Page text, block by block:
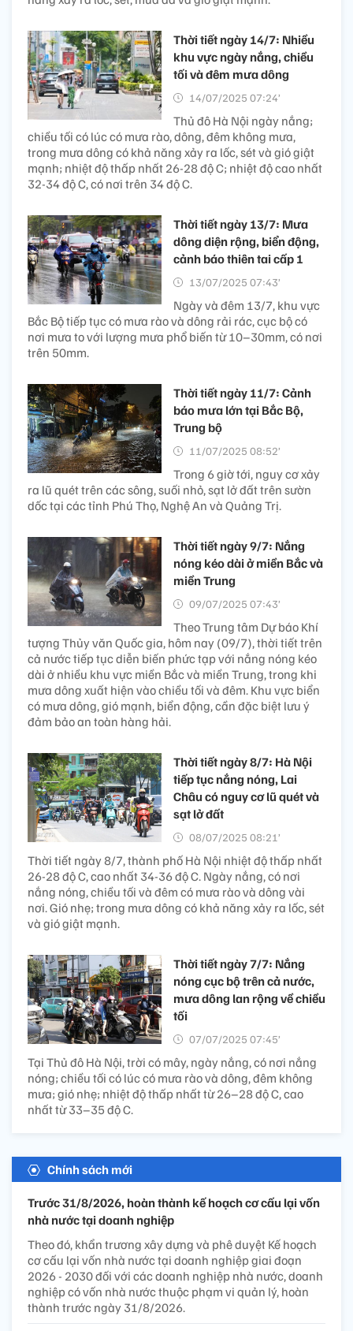
Thời tiết ngày 14/7: Nhiều
khu vực ngày nắng, chiều
tối và đêm mưa dông
14/07/2025 07:24’
Thủ đô Hà Nội ngày nắng;
chiều tối có lúc có mưa rào, dông, đêm không mưa,
trong mưa dông có khả năng xảy ra lốc, sét và gió giật
mạnh; nhiệt độ thấp nhất 26-28 độ C; nhiệt độ cao nhất
32-34 độ C, có nơi trên 34 độ C.
Thời tiết ngày 13/7: Mưa
dông diện rộng, biển động,
cảnh báo thiên tai cấp 1
13/07/2025 07:43’
Ngày và đêm 13/7, khu vực
Bắc Bộ tiếp tục có mưa rào và dông rải rác, cục bộ có
nơi mưa to với lượng mưa phổ biến từ 10–30mm, có nơi
trên 50mm.
Thời tiết ngày 11/7: Cảnh
báo mưa lớn tại Bắc Bộ,
Trung bộ
11/07/2025 08:52’
Trong 6 giờ tới, nguy cơ xảy
ra lũ quét trên các sông, suối nhỏ, sạt lở đất trên sườn
dốc tại các tỉnh Phú Thọ, Nghệ An và Quảng Trị.
Thời tiết ngày 9/7: Nắng
nóng kéo dài ở miền Bắc và
miền Trung
09/07/2025 07:43’
Theo Trung tâm Dự báo Khí
tượng Thủy văn Quốc gia, hôm nay (09/7), thời tiết trên
cả nước tiếp tục diễn biến phức tạp với nắng nóng kéo
dài ở nhiều khu vực miền Bắc và miền Trung, trong khi
mưa dông xuất hiện vào chiều tối và đêm. Khu vực biển
có mưa dông, gió mạnh, biển động, cần đặc biệt lưu ý
đảm bảo an toàn hàng hải.
Thời tiết ngày 8/7: Hà Nội
tiếp tục nắng nóng, Lai
Châu có nguy cơ lũ quét và
sạt lở đất
08/07/2025 08:21’
Thời tiết ngày 8/7, thành phố Hà Nội nhiệt độ thấp nhất
26-28 độ C, cao nhất 34-36 độ C. Ngày nắng, có nơi
nắng nóng, chiều tối và đêm có mưa rào và dông vài
nơi. Gió nhẹ; trong mưa dông có khả năng xảy ra lốc, sét
và gió giật mạnh.
Thời tiết ngày 7/7: Nắng
nóng cục bộ trên cả nước,
mưa dông lan rộng về chiều
tối
07/07/2025 07:45’
Tại Thủ đô Hà Nội, trời có mây, ngày nắng, có nơi nắng
nóng; chiều tối có lúc có mưa rào và dông, đêm không
mưa; gió nhẹ; nhiệt độ thấp nhất từ 26–28 độ C, cao
nhất từ 33–35 độ C.
Chính sách mới
Trước 31/8/2026, hoàn thành kế hoạch cơ cấu lại vốn
nhà nước tại doanh nghiệp
Theo đó, khẩn trương xây dựng và phê duyệt Kế hoạch
cơ cấu lại vốn nhà nước tại doanh nghiệp giai đoạn
2026 - 2030 đối với các doanh nghiệp nhà nước, doanh
nghiệp có vốn nhà nước thuộc phạm vi quản lý, hoàn
thành trước ngày 31/8/2026.